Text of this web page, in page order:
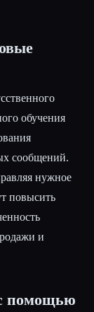
обучения
сообщений.
нужное
повысить
и
помощью